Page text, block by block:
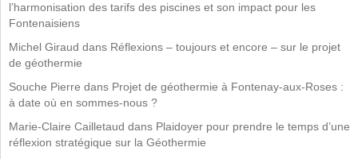
l’harmonisation des tarifs des piscines et son impact pour les
Fontenaisiens
Michel Giraud dans Réflexions – toujours et encore – sur le projet
de géothermie
Souche Pierre dans Projet de géothermie à Fontenay-aux-Roses :
à date où en sommes-nous ?
Marie-Claire Cailletaud dans Plaidoyer pour prendre le temps d’une
réflexion stratégique sur la Géothermie